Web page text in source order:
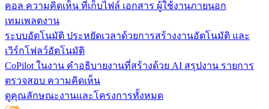
คอล ความคิดเห็น ที่เก็บไฟล์ เอกสาร ผู้ใช้งานภายนอก
เทมเพลตงาน
ระบบอัตโนมัติ ประหยัดเวลาด้วยการสร้างงานอัตโนมัติ และ
เวิร์กโฟลว์อัตโนมัติ
CoPilot ในงาน คำอธิบายงานที่สร้างด้วย AI สรุปงาน รายการ
ตรวจสอบ ความคิดเห็น
ดูคุณลักษณะงานและโครงการทั้งหมด